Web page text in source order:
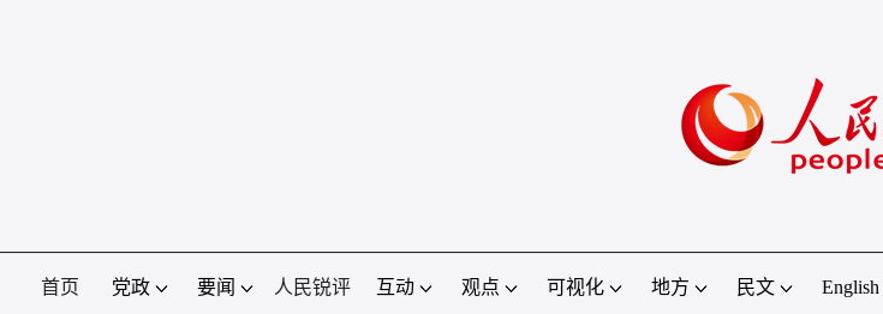
首页 党政 要闻 人民锐评 互动 观点 可视化 地方 民文 English